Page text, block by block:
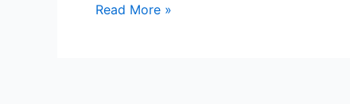
Read More »